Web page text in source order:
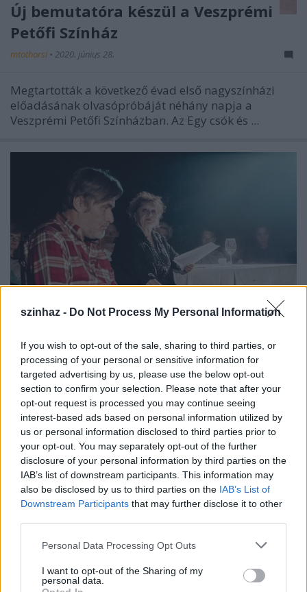
szinhaz - Do Not Process My Personal Information
If you wish to opt-out of the sale, sharing to third parties, or
processing of your personal or sensitive information for
targeted advertising by us, please use the below opt-out
section to confirm your selection. Please note that after your
opt-out request is processed you may continue seeing
interest-based ads based on personal information utilized by
us or personal information disclosed to third parties prior to
your opt-out. You may separately opt-out of the further
disclosure of your personal information by third parties on the
IAB’s list of downstream participants. This information may
also be disclosed by us to third parties on the IAB’s List of
Downstream Participants that may further disclose it to other
Please note that this website/app uses one or more Google
not limited to your visit or usage behaviour. You may click to
grant or deny consent to Google and its third-party tags to
Personal Data Processing Opt Outs
I want to opt-out of the Sharing of my
personal data.
Új bemutatóra készül a Veszprémi
Petőfi Színház
mtothorsi • 2020. június 28.
Megtartották a következő évad első nagyszínházi
előadásának olvasópróbáját néhány napja a
Veszprémi Petőfi Színházban. Az Egy csók és ...
Július 5-én indul a Zsámbéki Nyári
Színház
mtothorsi• 2020. június 26.
A frissen felújított Zichy-kastély sajátos
atmoszférájú, nyitott belső udvarán álló színpadra
tervezik idén az előadások java részét, de lesz ...